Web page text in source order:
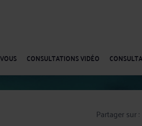
CONSULTATIONS VIDÉO
Partager sur :